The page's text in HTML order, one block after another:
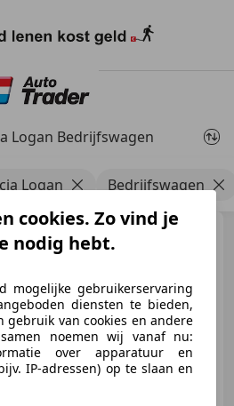
Logan Bedrijfswagen
Logan Bedrijfswagen
Dacia Logan
Bedrijfswagen
/ Elek. ramen
€ 5.995
cookies. Zo vind je
nodig hebt.
mogelijke gebruikerservaring
diensten te bieden,
gebruik van cookies en andere
noemen wij vanaf nu:
over apparatuur en
IP-adressen) op te slaan en